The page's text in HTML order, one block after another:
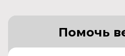
Помочь